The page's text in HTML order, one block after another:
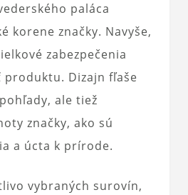
paláca
korene značky. Navyše,
zabezpečenia
Dizajn fľaše
ale tiež
značky, ako sú
a úcta k prírode.
vybraných surovín,